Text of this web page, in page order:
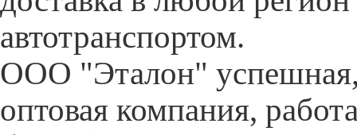
автотранспортом.
ООО "Эталон"
оптовая компания,